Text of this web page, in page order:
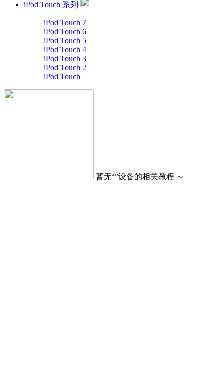
iPod Touch 系列
iPod Touch 7
iPod Touch 6
iPod Touch 5
iPod Touch 4
iPod Touch 3
iPod Touch 2
iPod Touch
暂无“”设备的相关教程 ～